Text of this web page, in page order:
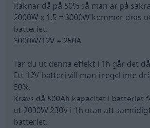
Räknar då på 50% så man är på
2000W x 1,5 = 3000W kommer dras
batteriet.
3000W/12V = 250A
Tar du ut denna effekt i 1h går det
Ett 12V batteri vill man i regel inte
50%.
Krävs då 500Ah kapacitet i batteriet
ut 2000W 230V i 1h utan att
batteriet.